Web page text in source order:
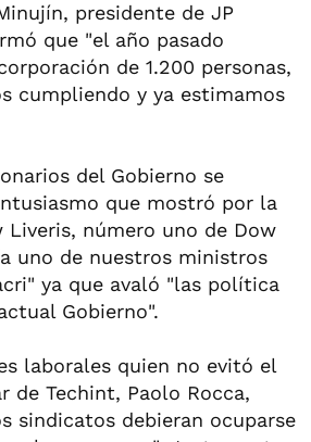
presidente de JP
que "el año pasado
de 1.200 personas,
cumpliendo y ya estimamos
del Gobierno se
que mostró por la
Liveris, número uno de Dow
uno de nuestros ministros
ya que avaló "las política
Gobierno".
laborales quien no evitó el
Techint, Paolo Rocca,
sindicatos debieran ocuparse